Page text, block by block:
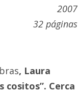
2007
32 páginas
, Laura
cositos”. Cerca